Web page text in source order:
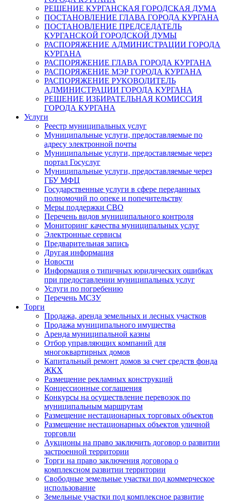
РЕШЕНИЕ КУРГАНСКАЯ ГОРОДСКАЯ ДУМА
ПОСТАНОВЛЕНИЕ ГЛАВА ГОРОДА КУРГАНА
ПОСТАНОВЛЕНИЕ ПРЕДСЕДАТЕЛЬ
КУРГАНСКОЙ ГОРОДСКОЙ ДУМЫ
РАСПОРЯЖЕНИЕ АДМИНИСТРАЦИИ ГОРОДА
КУРГАНА
РАСПОРЯЖЕНИЕ ГЛАВА ГОРОДА КУРГАНА
РАСПОРЯЖЕНИЕ МЭР ГОРОДА КУРГАНА
РАСПОРЯЖЕНИЕ РУКОВОДИТЕЛЬ
АДМИНИСТРАЦИИ ГОРОДА КУРГАНА
РЕШЕНИЕ ИЗБИРАТЕЛЬНАЯ КОМИССИЯ
ГОРОДА КУРГАНА
Услуги
Реестр муниципальных услуг
Муниципальные услуги, предоставляемые по
адресу электронной почты
Муниципальные услуги, предоставляемые через
портал Госуслуг
Муниципальные услуги, предоставляемые через
ГБУ МФЦ
Государственные услуги в сфере переданных
полномочий по опеке и попечительству
Меры поддержки СВО
Перечень видов муниципального контроля
Мониторинг качества муниципальных услуг
Электронные сервисы
Предварительная запись
Другая информация
Новости
Информация о типичных юридических ошибках
при предоставлении муниципальных услуг
Услуги по погребению
Перечень МСЗУ
Торги
Продажа, аренда земельных и лесных участков
Продажа муниципального имущества
Аренда муниципальной казны
Отбор управляющих компаний для
многоквартирных домов
Капитальный ремонт домов за счет средств фонда
ЖКХ
Размещение рекламных конструкций
Концессионные соглашения
Конкурсы на осуществление перевозок по
муниципальным маршрутам
Размещение нестационарных торговых объектов
Размещение нестационарных объектов уличной
торговли
Аукционы на право заключить договор о развитии
застроенной территории
Торги на право заключения договора о
комплексном развитии территории
Свободные земельные участки под коммерческое
использование
Земельные участки под комплексное развитие